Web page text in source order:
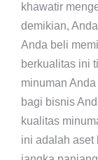
khawatir
demikian,
Anda beli
berkualitas ini
minuman
bagi bisnis
kualitas
ini adalah aset